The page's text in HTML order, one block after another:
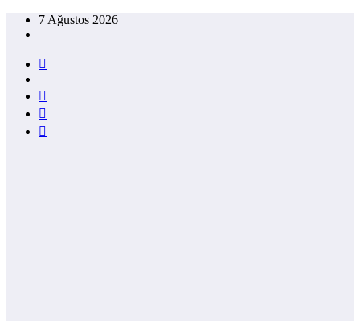
İçeriğe7 Ağustos 2026